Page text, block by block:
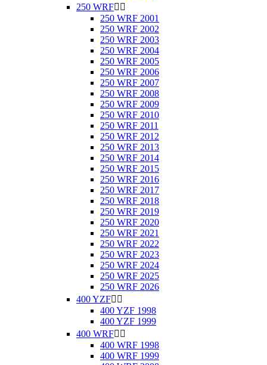
250 WRF 
250 WRF 2001
250 WRF 2002
250 WRF 2003
250 WRF 2004
250 WRF 2005
250 WRF 2006
250 WRF 2007
250 WRF 2008
250 WRF 2009
250 WRF 2010
250 WRF 2011
250 WRF 2012
250 WRF 2013
250 WRF 2014
250 WRF 2015
250 WRF 2016
250 WRF 2017
250 WRF 2018
250 WRF 2019
250 WRF 2020
250 WRF 2021
250 WRF 2022
250 WRF 2023
250 WRF 2024
250 WRF 2025
250 WRF 2026
400 YZF 
400 YZF 1998
400 YZF 1999
400 WRF 
400 WRF 1998
400 WRF 1999